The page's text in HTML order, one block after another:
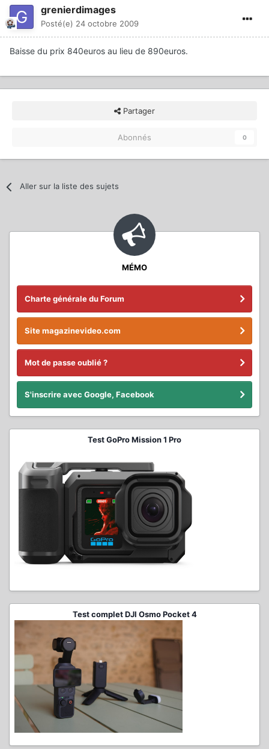
grenierdimages
Posté(e) 24 octobre 2009
Baisse du prix 840euros au lieu de 890euros.
Partager
Abonnés 0
Aller sur la liste des sujets
MÉMO
Charte générale du Forum
Site magazinevideo.com
Mot de passe oublié ?
S'inscrire avec Google, Facebook
Test GoPro Mission 1 Pro
Test complet DJI Osmo Pocket 4